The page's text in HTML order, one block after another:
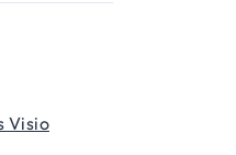
Visio